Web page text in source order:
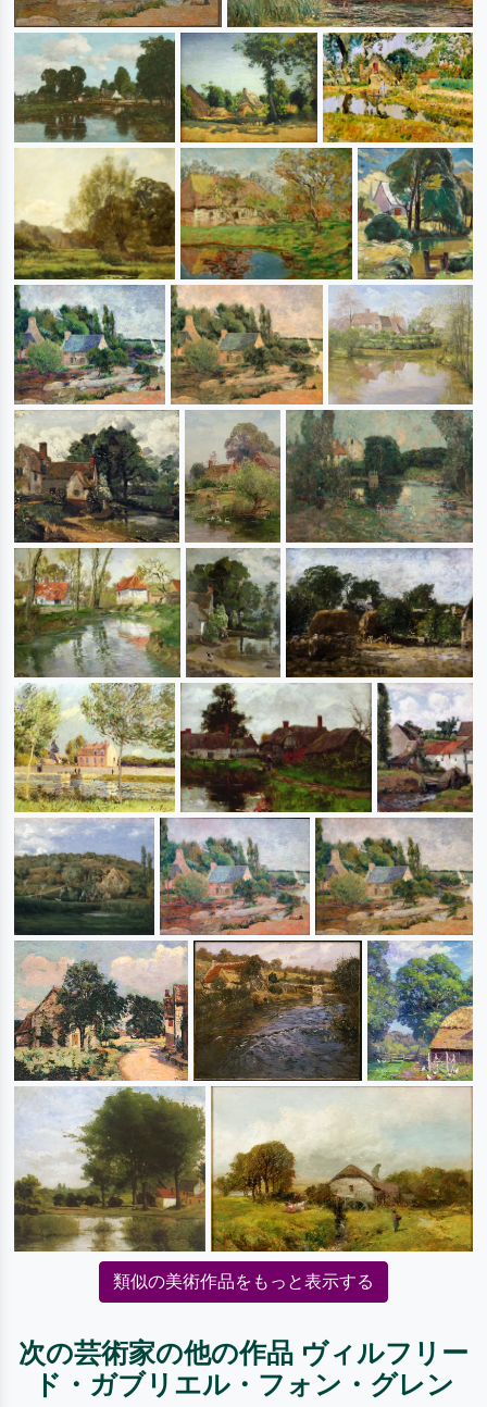
類似の美術作品をもっと表示する
次の芸術家の他の作品 ヴィルフリー
ド・ガブリエル・フォン・グレン